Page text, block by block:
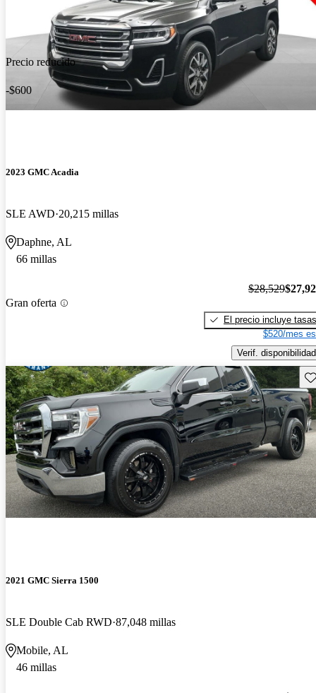
Precio reducido
-$600
2023 GMC Acadia
SLE AWD 20,215 millas
Daphne, AL
66 millas
Gran oferta
$28,529
El precio incluye tasas
$520/mes
Verif. disponibilidad
2021 GMC Sierra 1500
SLE Double Cab RWD 87,048 millas
Mobile, AL
46 millas